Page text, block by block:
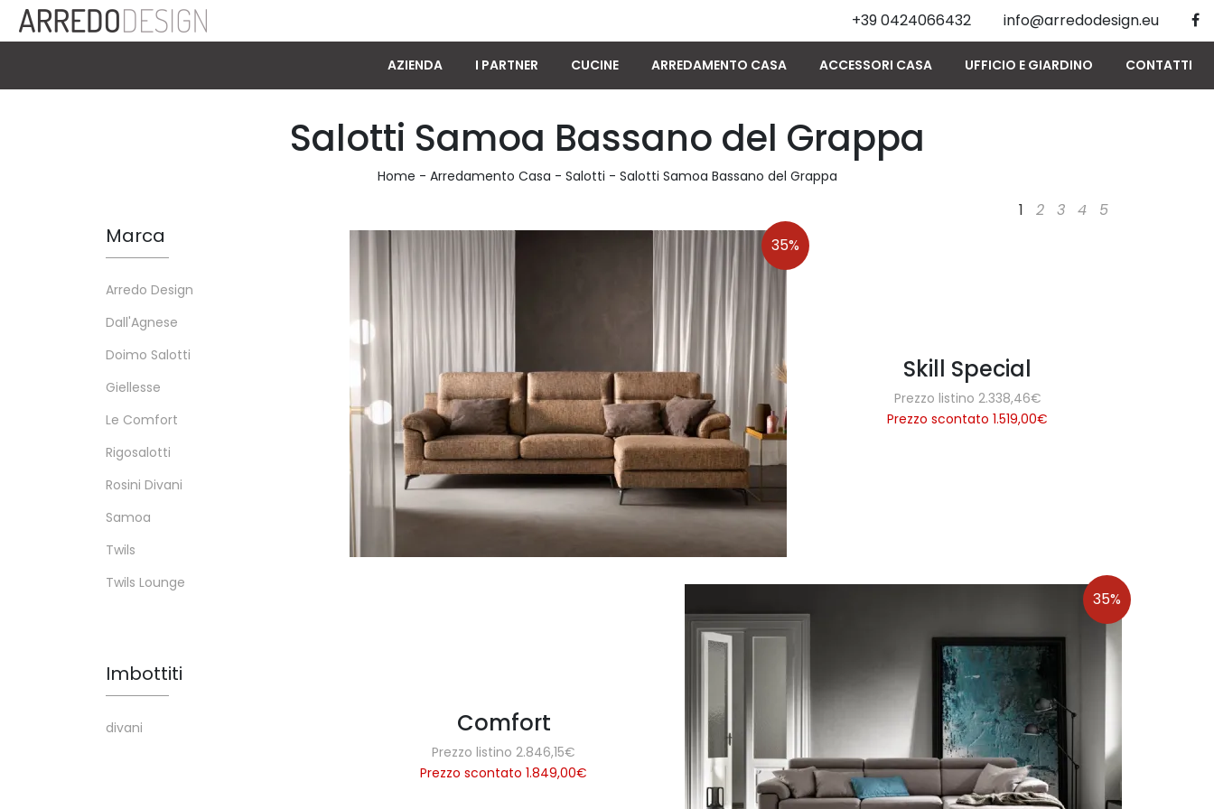
+39 0424066432 info@arredodesign.eu
AZIENDA I PARTNER CUCINE ARREDAMENTO CASA ACCESSORI CASA UFFICIO E GIARDINO CONTATTI
Salotti Samoa Bassano del Grappa
Home - Arredamento Casa - Salotti - Salotti Samoa Bassano del Grappa
1 2 3 4
5
35%
Skill Special
Prezzo listino 2.338,46€
Prezzo scontato 1.519,00€
35%
Comfort
Prezzo listino 2.846,15€
Prezzo scontato 1.849,00€
Marca
Arredo Design
Dall'Agnese
Doimo Salotti
Giellesse
Le Comfort
Rigosalotti
Rosini Divani
Samoa
Twils
Twils Lounge
Imbottiti
divani